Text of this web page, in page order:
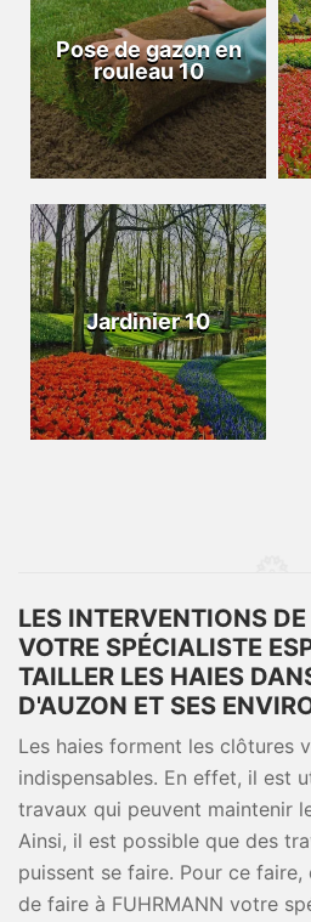
Pose de gazon en
rouleau 10
Jardinier 10
LES INTERVENTIONS
VOTRE SPÉCIALISTE
TAILLER LES HAIES
D'AUZON ET SES
Les haies forment les clôtures
indispensables. En effet, il est
travaux qui peuvent maintenir
Ainsi, il est possible que des
puissent se faire. Pour ce
de faire à FUHRMANN votre